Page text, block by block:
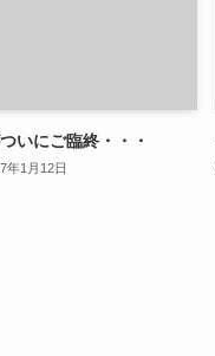
いにご臨終・・・
年1月12日